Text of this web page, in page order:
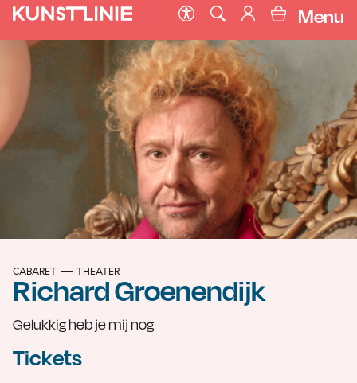
Menu
CABARET THEATER
Richard Groenendijk
Gelukkig heb je mij nog
Tickets